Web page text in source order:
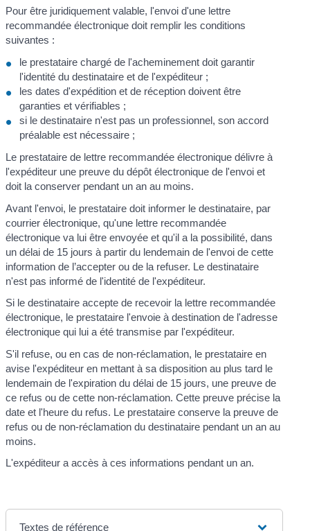
Pour être juridiquement valable, l'envoi d'une lettre
recommandée électronique doit remplir les conditions
suivantes :
le prestataire chargé de l'acheminement doit garantir
l'identité du destinataire et de l'expéditeur ;
les dates d'expédition et de réception doivent être
garanties et vérifiables ;
si le destinataire n'est pas un professionnel, son accord
préalable est nécessaire ;
Le prestataire de lettre recommandée électronique délivre à
l'expéditeur une preuve du dépôt électronique de l'envoi et
doit la conserver pendant un an au moins.
Avant l'envoi, le prestataire doit informer le destinataire, par
courrier électronique, qu'une lettre recommandée
électronique va lui être envoyée et qu'il a la possibilité, dans
un délai de 15 jours à partir du lendemain de l'envoi de cette
information de l’accepter ou de la refuser. Le destinataire
n'est pas informé de l'identité de l'expéditeur.
Si le destinataire accepte de recevoir la lettre recommandée
électronique, le prestataire l'envoie à destination de l'adresse
électronique qui lui a été transmise par l'expéditeur.
S'il refuse, ou en cas de non-réclamation, le prestataire en
avise l'expéditeur en mettant à sa disposition au plus tard le
lendemain de l'expiration du délai de 15 jours, une preuve de
ce refus ou de cette non-réclamation. Cette preuve précise la
date et l'heure du refus. Le prestataire conserve la preuve de
refus ou de non-réclamation du destinataire pendant un an au
moins.
L'expéditeur a accès à ces informations pendant un an.
Textes de référence